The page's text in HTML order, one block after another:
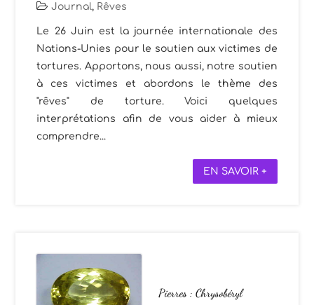
Journal, Rêves
Le 26 Juin est la journée internationale des
Nations-Unies pour le soutien aux victimes de
tortures. Apportons, nous aussi, notre soutien
à ces victimes et abordons le thème des
"rêves" de torture. Voici quelques
interprétations afin de vous aider à mieux
comprendre...
EN SAVOIR +
Pierres : Chrysobéryl